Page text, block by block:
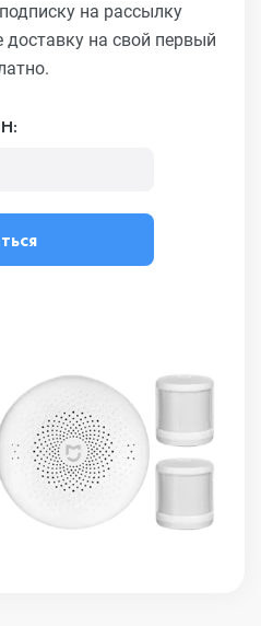
на рассылку
доставку на свой первый